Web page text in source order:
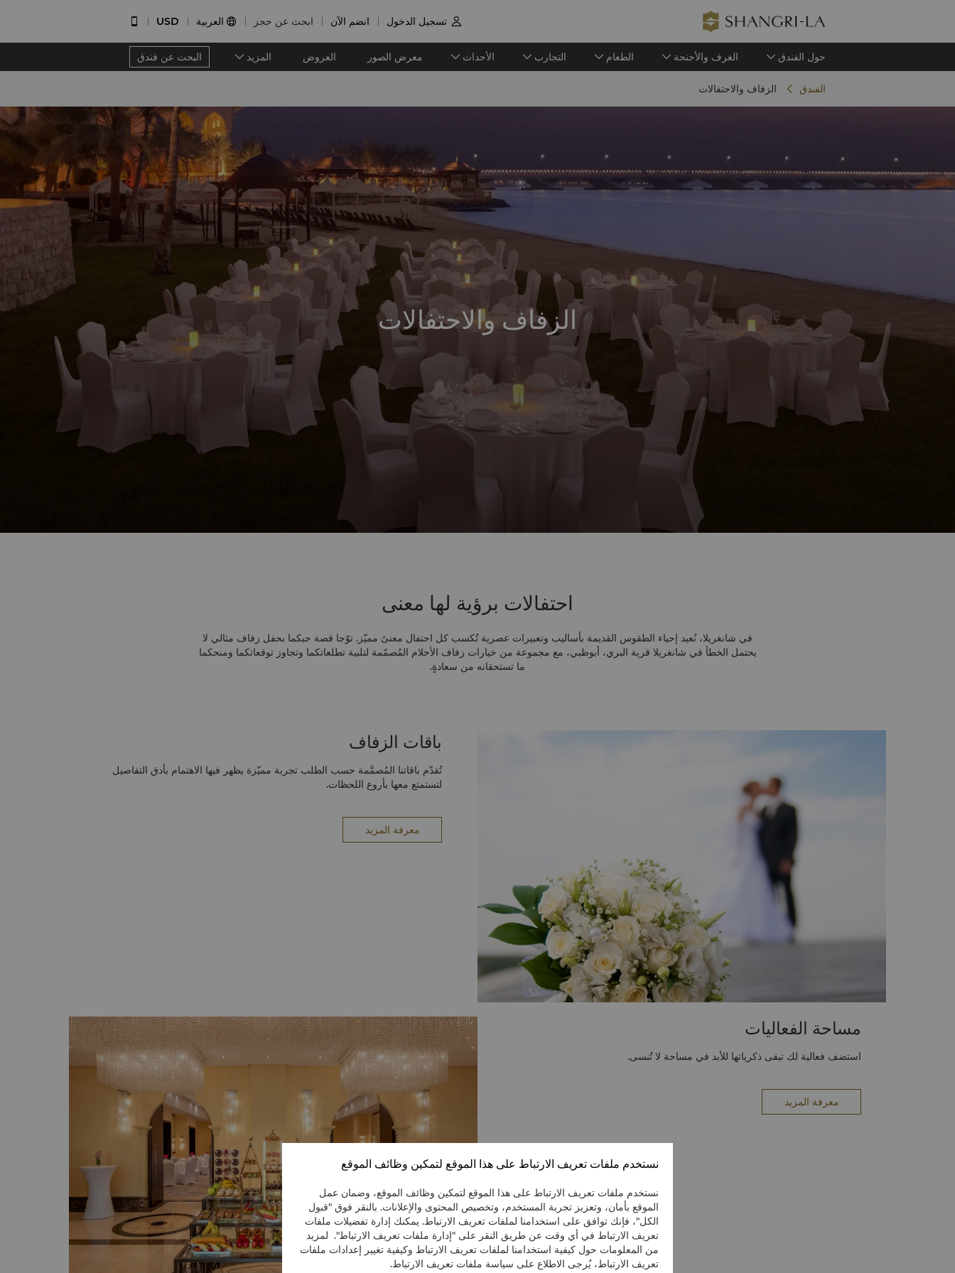
 تسجيل الدخول انضم الآن ابحث عن حجز  العربية USD

حول الفندق الغرف والأجنحة الطعام التجارب الأحداث معرض الصور العروض المزيد البحث عن فندق
الفندق الزفاف والاحتفالات
الزفاف والاحتفالات
احتفالات برؤية لها معنى
في شانغريلا، نُعيد إحياء الطقوس القديمة بأساليب وتعبيرات عصرية تُكسب كل احتفال معنىً مميّز. توّجا قصة حبكما بحفل زفاف مثالي لا
يحتمل الخطأ في شانغريلا قرية البري، أبوظبي، مع مجموعة من خيارات زفاف الأحلام المُصمّمة لتلبية تطلعاتكما وتجاوز توقعاتكما ومنحكما
ما تستحقانه من سعادةٍ.
باقات الزفاف
تُقدّم باقاتنا المُصمَّمة حسب الطلب تجربة مميّزة يظهر فيها الاهتمام بأدق التفاصيل
لتستمتع معها بأروع اللحظات.
معرفة المزيد
مساحة الفعاليات
استضف فعالية لك تبقى ذكرياتها للأبد في مساحة لا تُنسى.
معرفة المزيد
نستخدم ملفات تعريف الارتباط على هذا الموقع لتمكين وظائف الموقع
نستخدم ملفات تعريف الارتباط على هذا الموقع لتمكين وظائف الموقع، وضمان عمل
الموقع بأمان، وتعزيز تجربة المستخدم، وتخصيص المحتوى والإعلانات. بالنقر فوق "قبول
الكل"، فإنك توافق على استخدامنا لملفات تعريف الارتباط. يمكنك إدارة تفضيلات ملفات
تعريف الارتباط في أي وقت عن طريق النقر على "إدارة ملفات تعريف الارتباط". لمزيد
من المعلومات حول كيفية استخدامنا لملفات تعريف الارتباط وكيفية تغيير إعدادات ملفات
تعريف الارتباط، يُرجى الاطلاع على سياسة ملفات تعريف الارتباط.